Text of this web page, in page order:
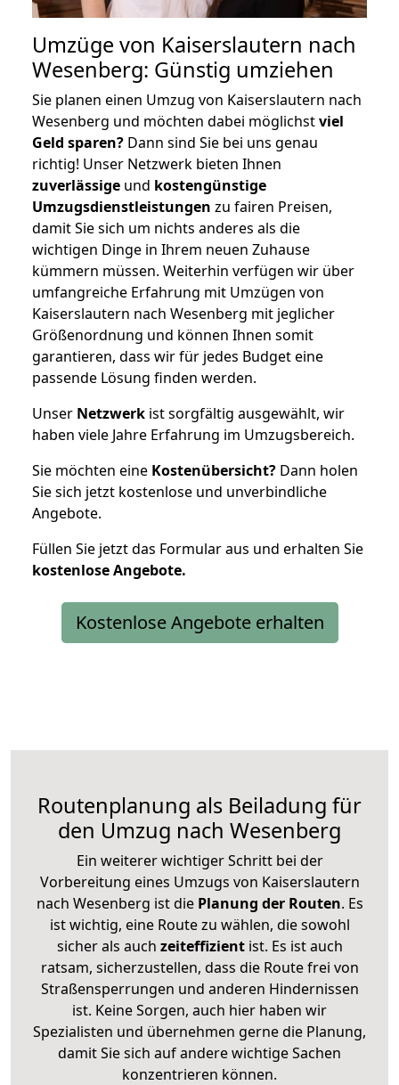
Umzüge von Kaiserslautern nach
Wesenberg: Günstig umziehen
Sie planen einen Umzug von Kaiserslautern nach
Wesenberg und möchten dabei möglichstviel
Geld sparen? Dann sind Sie bei uns genau
richtig! Unser Netzwerk bieten Ihnen
zuverlässige und kostengünstige
Umzugsdienstleistungen zu fairen Preisen,
damit Sie sich um nichts anderes als die
wichtigen Dinge in Ihrem neuen Zuhause
kümmern müssen. Weiterhin verfügen wir über
umfangreiche Erfahrung mit Umzügen von
Kaiserslautern nach Wesenberg mit jeglicher
Größenordnung und können Ihnen somit
garantieren, dass wir für jedes Budget eine
passende Lösung finden werden.
Unser Netzwerk ist sorgfältig ausgewählt, wir
haben viele Jahre Erfahrung im Umzugsbereich.
Sie möchten eine Kostenübersicht? Dann holen
Sie sich jetzt kostenlose und unverbindliche
Angebote.
Füllen Sie jetzt das Formular aus und erhalten Sie
kostenloseAngebote.
Kostenlose Angebote erhalten
Routenplanung als Beiladung für
den Umzug nach Wesenberg
Ein weiterer wichtiger Schritt bei der
Vorbereitung eines Umzugs von Kaiserslautern
nach Wesenberg ist diePlanung der Routen. Es
ist wichtig, eine Route zu wählen, die sowohl
sicher als auch zeiteffizientist. Es ist auch
ratsam, sicherzustellen, dass die Route frei von
Straßensperrungen und anderen Hindernissen
ist. Keine Sorgen, auch hier haben wir
Spezialisten und übernehmen gerne die Planung,
damit Sie sich auf andere wichtige Sachen
konzentrieren können.